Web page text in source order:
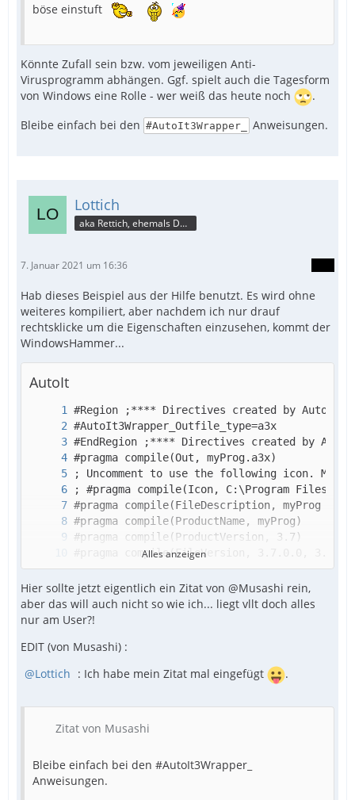
böse einstuft
Könnte Zufall sein bzw. vom jeweiligen Anti-
Virusprogramm abhängen. Ggf. spielt auch die Tagesform
von Windows eine Rolle - wer weiß das heute noch
.
Bleibe einfach bei den #AutoIt3Wrapper_ Anweisungen.
Lottich
aka Rettich, ehemals DAU
7. Januar 2021 um 16:36
Hab dieses Beispiel aus der Hilfe benutzt. Es wird ohne
weiteres kompiliert, aber nachdem ich nur drauf
rechtsklicke um die Eigenschaften einzusehen, kommt der
WindowsHammer...
AutoIt
Alles anzeigen
Hier sollte jetzt eigentlich ein Zitat von @Musashi rein,
aber das will auch nicht so wie ich... liegt vllt doch alles
nur am User?!
EDIT (von Musashi) :
Lottich : Ich habe mein Zitat mal eingefügt .
Zitat von Musashi
Bleibe einfach bei den #AutoIt3Wrapper_
Anweisungen.